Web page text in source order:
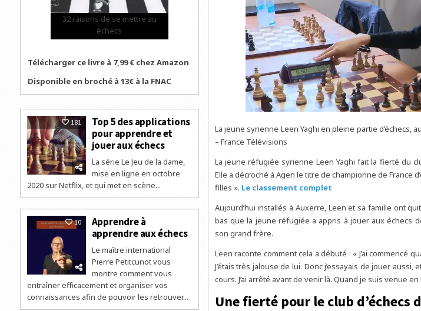
La jeune syrienne Leen Yaghi en pleine partie d’échecs,
– France Télévisions
La jeune réfugiée syrienne Leen Yaghi fait la fierté du
Elle a décroché à Agen le titre de championne de France
filles ». Le classement complet
Aujourd’hui installés à Auxerre, Leen et sa famille ont
bas que la jeune réfugiée a appris à jouer aux échecs
son grand frère.
Leen raconte comment cela a débuté : « J’ai commencé
J’étais très jalouse de lui. Donc j’essayais de jouer aussi,
cours. J’ai arrêté avant de venir là. Quand je suis venue en
Une fierté pour le club d’échecs
32 raisons de se mettre au
échecs
Télécharger ce livre à 7,99 € chez Amazon
Disponible en broché à 13€ à la FNAC
181
Top 5 des applications
pour apprendre et
jouer aux échecs
La série Le Jeu de la dame,
mise en ligne en octobre
2020 sur Netflix, et qui met en scène...
10
Apprendre à
apprendre aux échecs
Le maître international
Pierre Petitcunot vous
montre comment vous
entraîner efficacement et organiser vos
connaissances afin de pouvoir les retrouver...